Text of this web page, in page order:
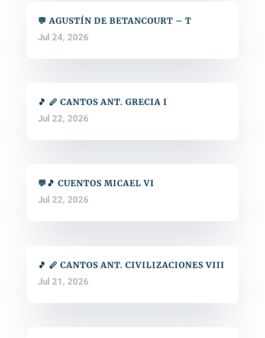
💬 AGUSTÍN DE BETANCOURT – T
Jul 24, 2026
🎵 🪈 CANTOS ANT. GRECIA I
Jul 22, 2026
💬🎵 CUENTOS MICAEL VI
Jul 22, 2026
🎵 🪈 CANTOS ANT. CIVILIZACIONES VIII
Jul 21, 2026